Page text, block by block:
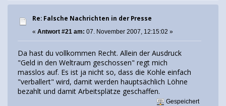
Re: Falsche Nachrichten in der Presse
« Antwort #21 am: 07. November 2007, 12:15:02 »
Da hast du vollkommen Recht. Allein der Ausdruck
"Geld in den Weltraum geschossen" regt mich
masslos auf. Es ist ja nicht so, dass die Kohle einfach
"verballert" wird, damit werden hauptsächlich Löhne
bezahlt und damit Arbeitsplätze geschaffen.
Gespeichert